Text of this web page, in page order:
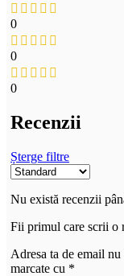
0
0
0
Recenzii
Șterge filtre
Nu există recenzii
Fii primul care scrii o
Adresa ta de email
marcate cu *